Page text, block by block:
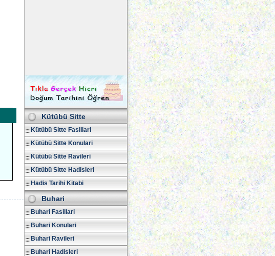
Kütübü Sitte
Kütübü Sitte Fasillari
Kütübü Sitte Konulari
Kütübü Sitte Ravileri
Kütübü Sitte Hadisleri
Hadis Tarihi Kitabi
Buhari
Buhari Fasillari
Buhari Konulari
Buhari Ravileri
Buhari Hadisleri